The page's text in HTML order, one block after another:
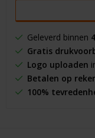
Geleverd binnen
Gratis
Logo uploaden
Betalen op
100%